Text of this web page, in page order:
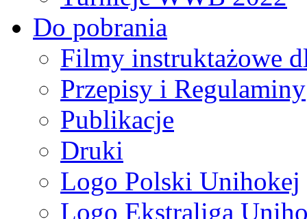
Do pobrania
Filmy instruktażowe
Przepisy i Regulaminy
Publikacje
Druki
Logo Polski Unihokej
Logo Ekstraliga